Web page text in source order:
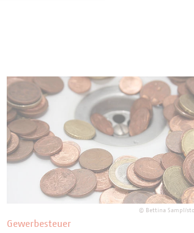
© Bettina Sampl/
Gewerbesteuer